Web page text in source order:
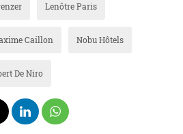
Lenôtre Paris
Caillon Nobu Hôtels
De Niro